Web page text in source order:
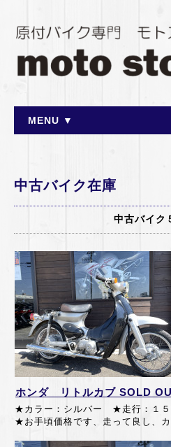
MENU ▼
中古バイク在庫
中古バイク
ホンダ リトルカブ SOLD
★カラー：シルバー ★走行：１５
★お手頃価格です、 走って良し、